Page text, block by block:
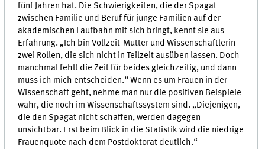
fünf Jahren hat. Die Schwierigkeiten, die der Spagat
zwischen Familie und Beruf für junge Familien auf der
akademischen Laufbahn mit sich bringt, kennt sie aus
Erfahrung. „Ich bin Vollzeit-Mutter und Wissenschaftlerin –
zwei Rollen, die sich nicht in Teilzeit ausüben lassen. Doch
manchmal fehlt die Zeit für beides gleichzeitig, und dann
muss ich mich entscheiden.“ Wenn es um Frauen in der
Wissenschaft geht, nehme man nur die positiven Beispiele
wahr, die noch im Wissenschaftssystem sind. „Diejenigen,
die den Spagat nicht schaffen, werden dagegen
unsichtbar. Erst beim Blick in die Statistik wird die niedrige
Frauenquote nach dem Postdoktorat deutlich.“